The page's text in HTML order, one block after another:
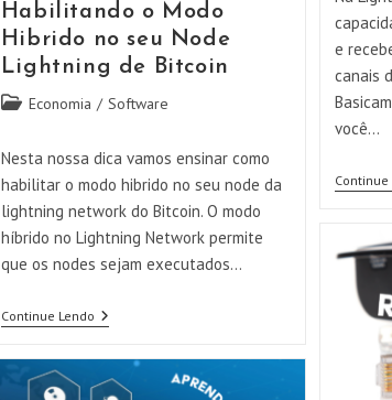
e
canais
você…
Continue
Habilitando o Modo
Hibrido no seu Node
Lightning de Bitcoin
Categoria
post:
Economia / Software
Nesta nossa dica vamos ensinar como
habilitar o modo hibrido no seu node da
lightning network do Bitcoin. O modo
híbrido no Lightning Network permite
que os nodes sejam executados…
Continue LendoHabilitando
Hibrido
No